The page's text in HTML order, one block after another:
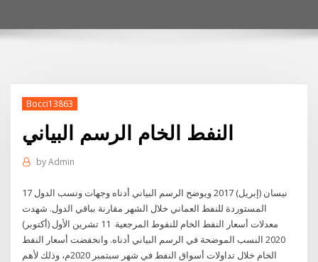
Bocci13863
النفط الخام الرسم البياني
byAdmin
17 نيسان (إبريل) 2017 ويوضح الرسم البياني أدناه وجهات ونسب الدول
المستوردة للنفط العماني خلال الشهر مقارنة بباقي الدول. شهدت
معدلات أسعار النفط الخام للنفوط المرجعية 11 تشرين الأول (أكتوبر)
2020 النسب الموضحة في الرسم البياني أدناه. وانخفضت أسعار النفط
الخام خلال تداولات أسواق النفط في شهر سبتمبر 2020م، وذلك لأهم